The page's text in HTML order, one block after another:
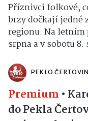
Příznivci folkové,
brzy dočkají
regionu. Na letním
srpna a v sobotu 8.
PEKLO
Premium •
do Pekla